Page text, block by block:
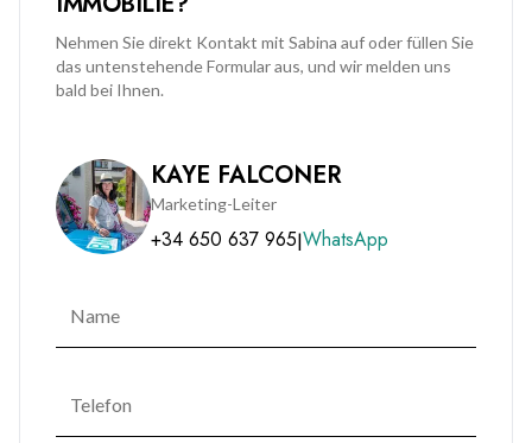
Nehmen Sie direkt Kontakt mit Sabina auf oder füllen Sie
das untenstehende Formular aus, und wir melden uns
bald bei Ihnen.
KAYE FALCONER
Marketing-Leiter
+34 650 637 965|WhatsApp